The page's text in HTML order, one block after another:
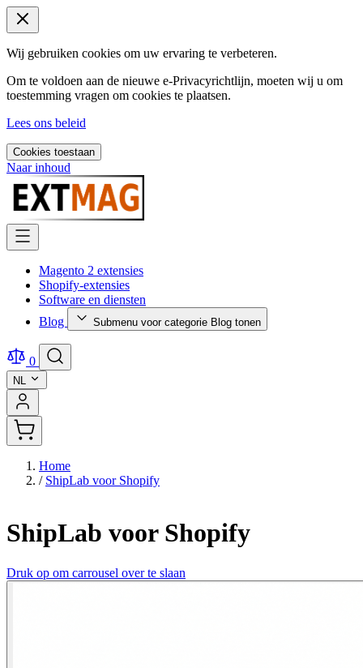
Wij gebruiken cookies om uw ervaring te verbeteren.
Om te voldoen aan de nieuwe e-Privacyrichtlijn, moeten wij u om
toestemming vragen om cookies te plaatsen.
Lees ons beleid
Cookies toestaan
Naar inhoud
Magento 2 extensies
Shopify-extensies
Software en diensten
Blog
Submenu voor categorie Blog tonen
0
NL
Home
/ ShipLab voor Shopify
ShipLab voor Shopify
Druk op om carrousel over te slaan